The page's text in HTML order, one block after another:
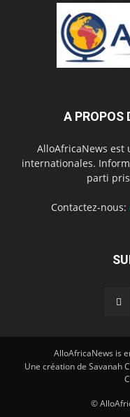
A PROPOS
AlloAfricaNews est
internationales.
parti
Contactez-nous:
AlloAfricaNews is
Une création de Savanah
©